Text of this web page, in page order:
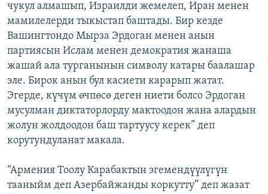
чукул алмашып, Израилди жемелеп, Иран менен
мамилелерди тыкыстап баштады. Бир кезде
Вашингтондо Мырза Эрдоган менен анын
партиясын Ислам менен демократия жанаша
жашай ала турганынын символу катары баалашар
эле. Бирок анын бул касиети карарып жатат.
Эгерде, күчүм өчпөсө деген ниети болсо Эрдоган
мусулман диктаторлорду мактоодон жана алардын
жолун жолдоодон баш тартуусу керек” деп
корутундуланат макала.
“Армения Тоолу Карабактын эгемендүүлүгүн
тааныйм деп Азербайжанды коркутту” деп жазат